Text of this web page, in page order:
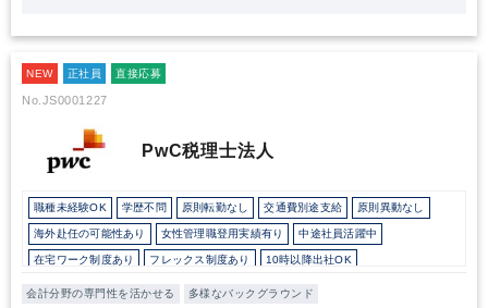
はもちろん、日本を支えていると言っても過言ではないと思いま
NEW 正社員 直接応募
No.JS0001227
PwC税理士法人
職種未経験OK 学歴不問 原則転勤なし 交通費別途支給 原則異動なし
海外赴任の可能性あり 女性管理職登用実績有り 中途社員活躍中
在宅ワーク制度あり フレックス制度あり 10時以降出社OK
16時以前退社OK 所定労働時間8時間未満 駅から徒歩5分以内
会計分野の専門性を活かせる 多様なバックグラウンド